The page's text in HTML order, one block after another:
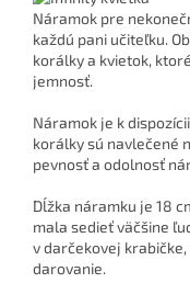
Náramok pre
každú pani učiteľku.
korálky a kvietok,
jemnosť.
Náramok je k
korálky sú navlečené
pevnosť a odolnosť
Dĺžka náramku je 18
mala sedieť väčšine
v darčekovej
darovanie.